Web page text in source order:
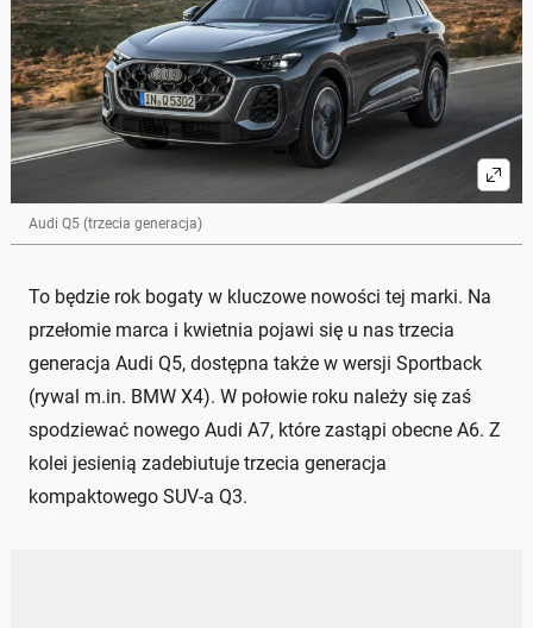
Audi Q5 (trzecia generacja)
To będzie rok bogaty w kluczowe nowości tej marki. Na
przełomie marca i kwietnia pojawi się u nas trzecia
generacja Audi Q5, dostępna także w wersji Sportback
(rywal m.in. BMW X4). W połowie roku należy się zaś
spodziewać nowego Audi A7, które zastąpi obecne A6. Z
kolei jesienią zadebiutuje trzecia generacja
kompaktowego SUV-a Q3.